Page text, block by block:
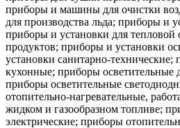
приборы и машины для очистки
для производства льда; приборы и
приборы и установки для
продуктов; приборы и установки
установки санитарно-технические;
кухонные; приборы осветительные
приборы осветительные
отопительно-нагревательные,
жидком и газообразном топливе;
электрические; приборы